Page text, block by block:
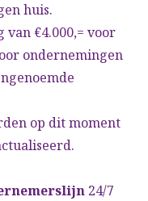
huis.
van €4.000,= voor
ondernemingen
op dit moment
24/7